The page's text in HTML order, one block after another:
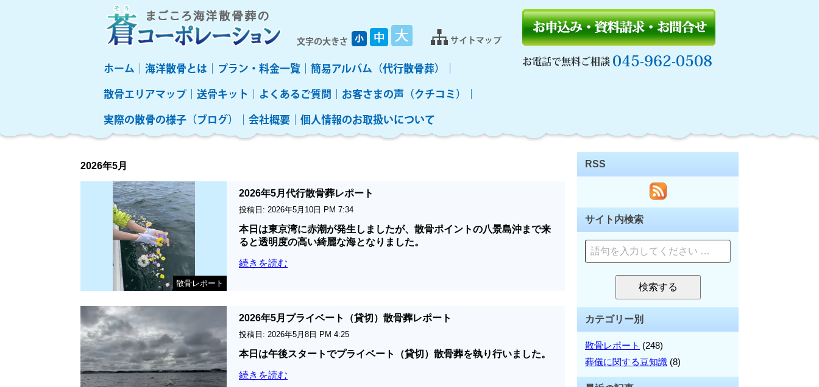
文字の大きさ サイトマップ
ホーム 海洋散骨とは プラン・料金一覧
簡易アルバム（代行散骨葬）
散骨エリアマップ
送骨キット よくあるご質問
お客さまの声（クチコミ）
実際の散骨の様子（ブログ）
会社概要 個人情報のお取扱いについて
お電話で無料ご相談 045-962-0508
2026年5月
散骨レポート
2026年5月代行散骨葬レポート
投稿日: 2026年5月10日 PM 7:34
本日は東京湾に赤潮が発生しましたが、散骨ポイントの八景島沖まで来
ると透明度の高い綺麗な海となりました。
続きを読む
2026年5月プライベート（貸切）散骨葬レポート
投稿日: 2026年5月8日 PM 4:25
本日は午後スタートでプライベート（貸切）散骨葬を執り行いました。
続きを読む
RSS
サイト内検索
ペ
ー
索:
検索する
索
カテゴリー別
散骨レポート (248)
葬儀に関する豆知識 (8)